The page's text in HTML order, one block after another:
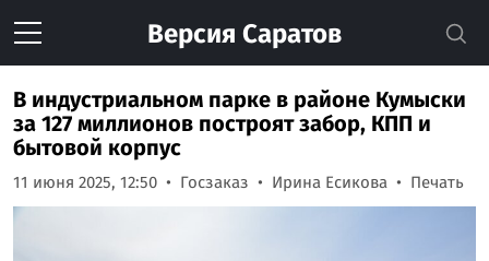
Версия Саратов
В индустриальном парке в районе Кумыски
за 127 миллионов построят забор, КПП и
бытовой корпус
11 июня 2025, 12:50 Госзаказ Ирина Есикова Печать